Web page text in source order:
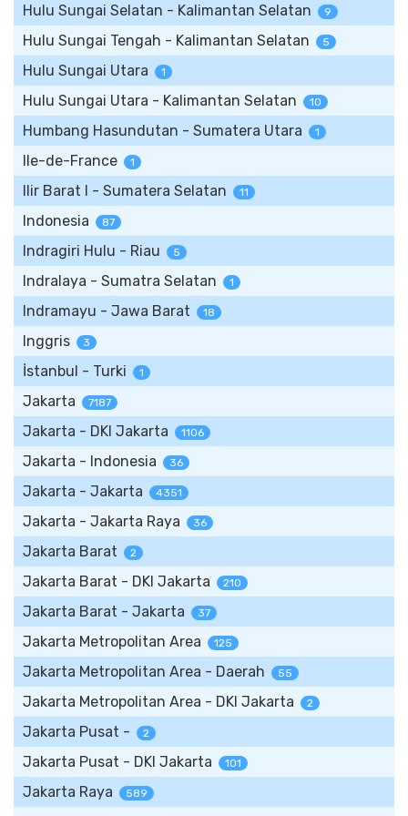
Hulu Sungai Selatan - Kalimantan Selatan 9
Hulu Sungai Tengah - Kalimantan Selatan 5
Hulu Sungai Utara 1
Hulu Sungai Utara - Kalimantan Selatan 10
Humbang Hasundutan - Sumatera Utara 1
Ile-de-France 1
Ilir Barat I - Sumatera Selatan 11
Indonesia 87
Indragiri Hulu - Riau 5
Indralaya - Sumatra Selatan 1
Indramayu - Jawa Barat 18
Inggris 3
İstanbul - Turki 1
Jakarta 7187
Jakarta - DKI Jakarta 1106
Jakarta - Indonesia 36
Jakarta - Jakarta 4351
Jakarta - Jakarta Raya 36
Jakarta Barat 2
Jakarta Barat - DKI Jakarta 210
Jakarta Barat - Jakarta 37
Jakarta Metropolitan Area 125
Jakarta Metropolitan Area - Daerah 55
Jakarta Metropolitan Area - DKI Jakarta 2
Jakarta Pusat - 2
Jakarta Pusat - DKI Jakarta 101
Jakarta Raya 589